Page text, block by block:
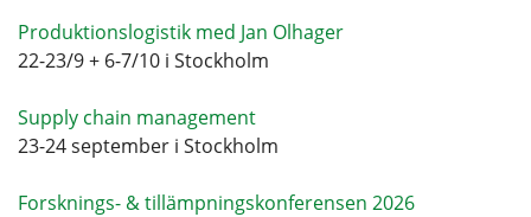
Produktionslogistik med Jan Olhager
22-23/9 + 6-7/10 i Stockholm
Supply chain management
23-24 september i Stockholm
Forsknings- & tillämpningskonferensen 2026